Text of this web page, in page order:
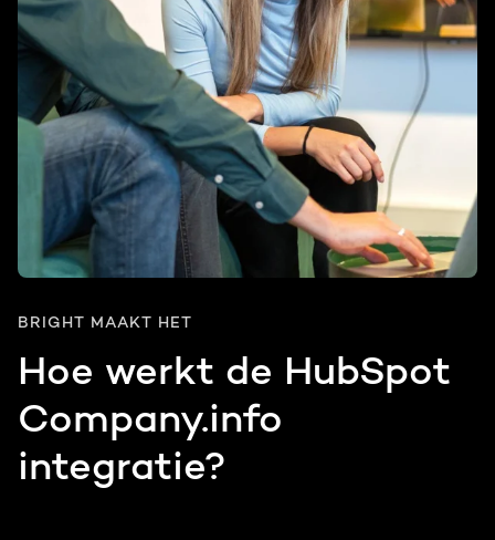
BRIGHT MAAKT HET
Hoe werkt de HubSpot
Company.info
integratie?